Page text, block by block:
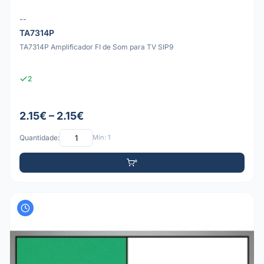
--
TA7314P
TA7314P Amplificador FI de Som para TV SIP9
2
2.15€ – 2.15€
Quantidade: Mín: 1